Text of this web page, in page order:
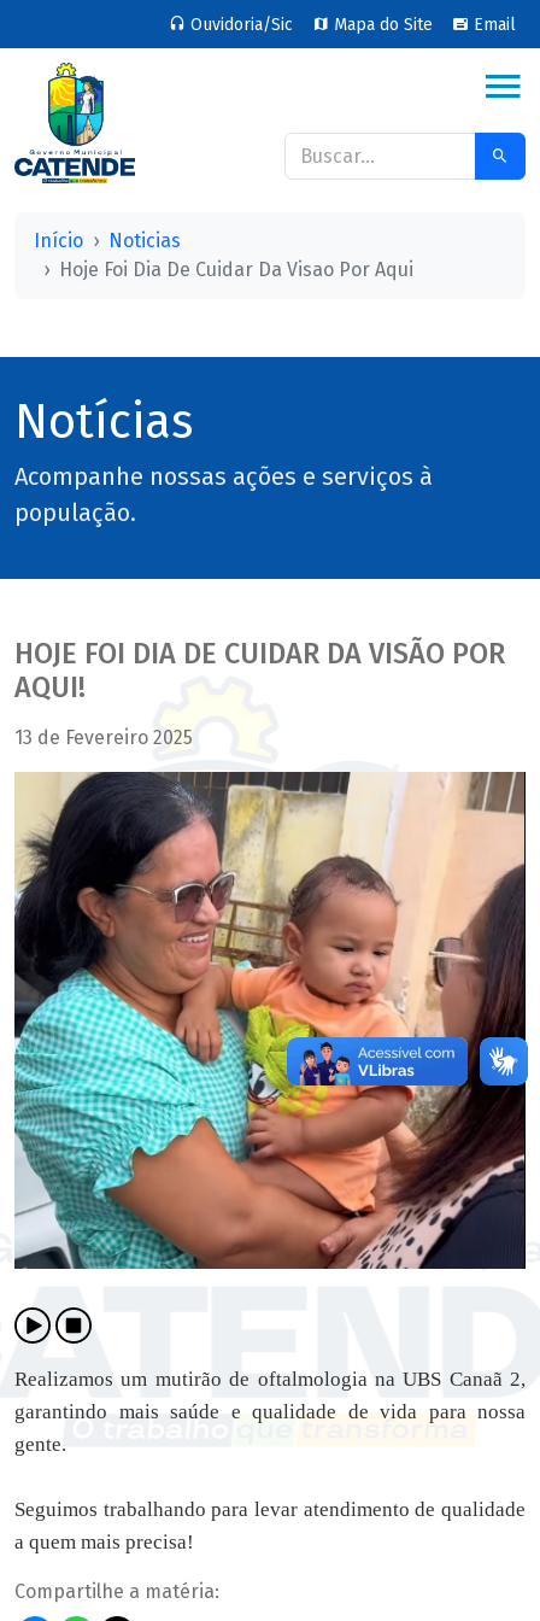
Ouvidoria/Sic Mapa do Site Email
Início
Noticias
Hoje Foi Dia De Cuidar Da Visao Por Aqui
Notícias
Acompanhe nossas ações e serviços à
população.
HOJE FOI DIA DE CUIDAR DA VISÃO POR
AQUI!
13 de Fevereiro 2025
Realizamos um mutirão de oftalmologia na UBS Canaã 2,
garantindo mais saúde e qualidade de vida para nossa
gente.
Seguimos trabalhando para levar atendimento de qualidade
a quem mais precisa!
Compartilhe a matéria: